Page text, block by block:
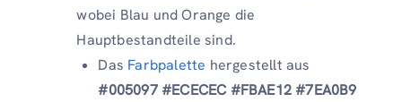
wobei Blau und Orange die
Hauptbestandteile sind.
Das Farbpalette hergestellt aus
#005097 #ECECEC #FBAE12 #7EA0B9